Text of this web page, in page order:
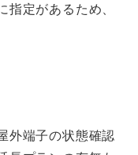
定があるため、
外端子の状態確認